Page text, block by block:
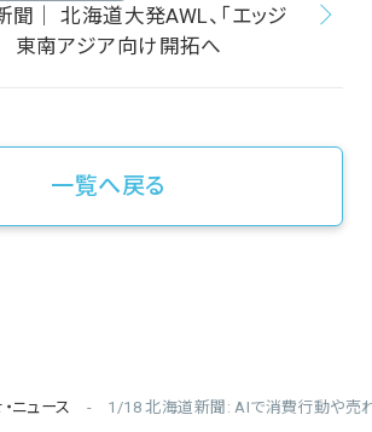
｜ 北海道大発AWL、「エッジ
東南アジア向け開拓へ
一覧へ戻る
ニュース 1/18 北海道新聞: AIで消費行動や売